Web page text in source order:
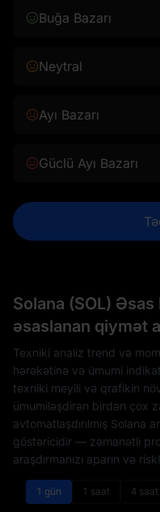
Buğa Bazarı
Neytral
Ayı Bazarı
Güclü Ayı Bazarı
Solana (SOL)
əsaslanan qiymət
Texniki analiz trend və
hərəkətinə və ümumi
texniki meyili və qrafikin
ümumiləşdirən birdən çox
avtomatlaşdırılmış Solana
göstəricidir — zəmanətli
araşdırmanızı aparın və
1 gün 1 saat 4 saat